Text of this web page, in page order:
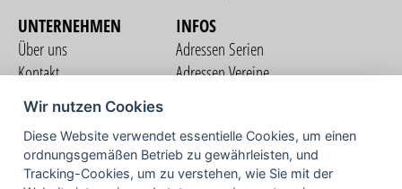
UNTERNEHMEN
Über uns
Kontakt
Nutzungsbedingungen
Datenschutzerklärung
Impressum
INFOS
Adressen Serien
Adressen Vereine
COMMUNITY
Wir nutzen Cookies
Diese Website verwendet essentielle Cookies, um einen
ordnungsgemäßen Betrieb zu gewährleisten, und
Tracking-Cookies, um zu verstehen, wie Sie mit der